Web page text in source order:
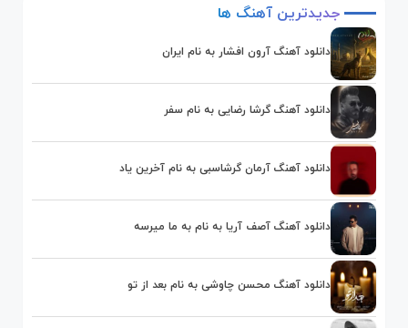
جدیدترین آهنگ ها
دانلود آهنگ آرون افشار به نام ایران
دانلود آهنگ گرشا رضایی به نام سفر
دانلود آهنگ آرمان گرشاسبی به نام آخرین یاد
دانلود آهنگ آصف آریا به نام به ما میرسه
دانلود آهنگ محسن چاوشی به نام بعد از تو